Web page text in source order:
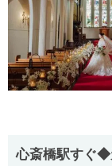
心斎橋駅すぐ◆